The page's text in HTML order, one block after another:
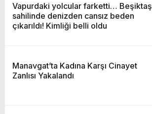
Vapurdaki yolcular farketti… Beşiktaş
sahilinde denizden cansız beden
çıkarıldı! Kimliği belli oldu
Manavgat’ta Kadına Karşı Cinayet
Zanlısı Yakalandı